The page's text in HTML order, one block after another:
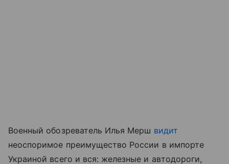
Военный обозреватель Илья Мерш видит
неоспоримое преимущество России в импорте
Украиной всего и вся: железные и автодороги,